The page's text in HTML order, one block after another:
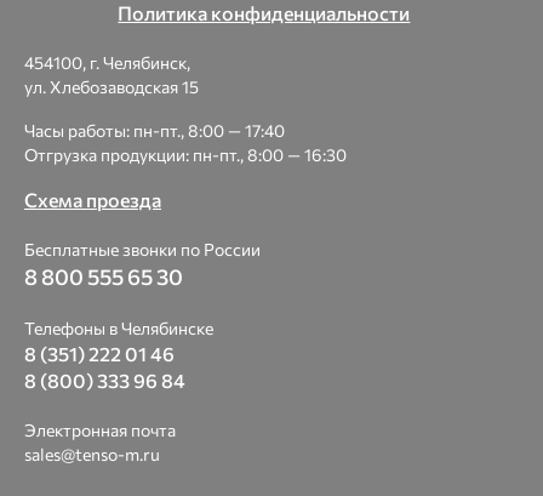
Политика конфиденциальности
454100, г. Челябинск,
ул. Хлебозаводская 15
Часы работы: пн-пт., 8:00 — 17:40
Отгрузка продукции: пн-пт., 8:00 — 16:30
Схема проезда
Бесплатные звонки по России
8 800 555 65 30
Телефоны в Челябинске
8 (351) 222 01 46
8 (800) 333 96 84
Электронная почта
sales@tenso-m.ru